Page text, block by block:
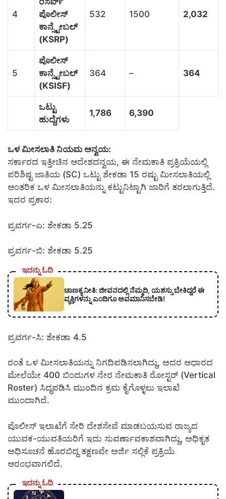
4
ಪೊಲೀಸ್
ಕಾನ್ಸ್ಟೇಬಲ್
(KSRP)
532 1500 2,032
5
ಪೊಲೀಸ್
ಕಾನ್ಸ್ಟೇಬಲ್
(KSISF)
364 – 364
ಒಟ್ಟು
ಹುದ್ದೆಗಳು
1,786 6,390
ಒಳ ಮೀಸಲಾತಿ ನಿಯಮ ಅನ್ವಯ:
ಸರ್ಕಾರದ ಇತ್ತೀಚಿನ ಆದೇಶದನ್ವಯ, ಈ ನೇಮಕಾತಿ ಪ್ರಕ್ರಿಯೆಯಲ್ಲಿ
ಪರಿಶಿಷ್ಟ ಜಾತಿಯ (SC) ಒಟ್ಟು ಶೇಕಡಾ 15 ರಷ್ಟು ಮೀಸಲಾತಿಯಲ್ಲಿ
ಆಂತರಿಕ ಒಳ ಮೀಸಲಾತಿಯನ್ನು ಕಟ್ಟುನಿಟ್ಟಾಗಿ ಜಾರಿಗೆ ತರಲಾಗುತ್ತಿದೆ.
ಇದರ ಪ್ರಕಾರ:
ಪ್ರವರ್ಗ-ಎ: ಶೇಕಡಾ 5.25
ಪ್ರವರ್ಗ-ಬಿ: ಶೇಕಡಾ 5.25
ಇದನ್ನು ಓದಿ
ಚಾಣಕ್ಯ ನೀತಿ: ಜೀವನದಲ್ಲಿ ನೆಮ್ಮದಿ, ಯಶಸ್ಸು ಬೇಕಿದ್ದರೆ ಈ
ವ್ಯಕ್ತಿಗಳನ್ನು ಎಂದಿಗೂ ಅವಮಾನಿಸಬೇಡಿ!
ಪ್ರವರ್ಗ-ಸಿ: ಶೇಕಡಾ 4.5
ರಂತೆ ಒಳ ಮೀಸಲಾತಿಯನ್ನು ನಿಗದಿಪಡಿಸಲಾಗಿದ್ದು, ಅದರ ಆಧಾರದ
ಮೇಲೆಯೇ 400 ಬಿಂದುಗಳ ನೇರ ನೇಮಕಾತಿ ರೋಸ್ಟರ್ (Vertical
Roster) ಸಿದ್ಧಪಡಿಸಿ ಮುಂದಿನ ಕ್ರಮ ಕೈಗೊಳ್ಳಲು ಇಲಾಖೆ
ಮುಂದಾಗಿದೆ.
ಪೊಲೀಸ್ ಇಲಾಖೆಗೆ ಸೇರಿ ದೇಶಸೇವೆ ಮಾಡಬಯಸುವ ರಾಜ್ಯದ
ಯುವಕ-ಯುವತಿಯರಿಗೆ ಇದು ಸುವರ್ಣಾವಕಾಶವಾಗಿದ್ದು, ಅಧಿಕೃತ
ಅಧಿಸೂಚನೆ ಹೊರಬಿದ್ದ ತಕ್ಷಣವೇ ಅರ್ಜಿ ಸಲ್ಲಿಕೆ ಪ್ರಕ್ರಿಯೆ
ಆರಂಭವಾಗಲಿದೆ.
ಇದನ್ನು ಓದಿ